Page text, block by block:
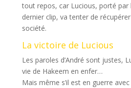
tout repos, car Lucious, porté par
dernier clip, va tenter de
société.
La victoire de Lucious
Les paroles d’André sont justes,
vie de Hakeem en enfer…
Mais même s’il est en guerre